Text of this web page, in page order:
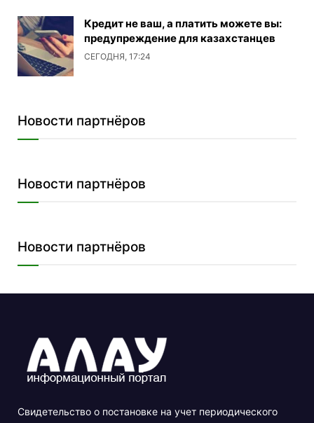
Кредит не ваш, а платить можете вы:
предупреждение для казахстанцев
СЕГОДНЯ, 17:24
Новости партнёров
Новости партнёров
Новости партнёров
Свидетельство о постановке на учет периодического